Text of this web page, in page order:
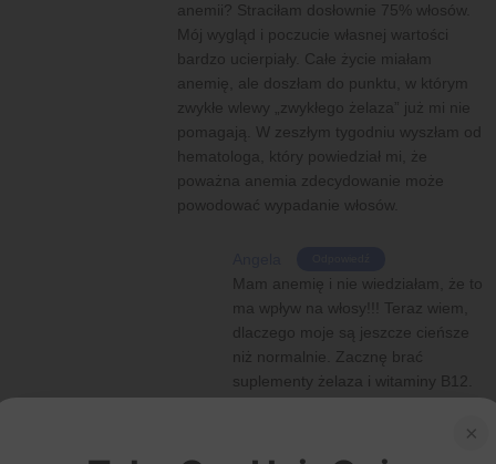
anemii? Straciłam dosłownie 75% włosów.
Mój wygląd i poczucie własnej wartości
bardzo ucierpiały. Całe życie miałam
anemię, ale doszłam do punktu, w którym
zwykłe wlewy „zwykłego żelaza” już mi nie
pomagają. W zeszłym tygodniu wyszłam od
hematologa, który powiedział mi, że
poważna anemia zdecydowanie może
powodować wypadanie włosów.
Mam anemię i nie wiedziałam, że to
ma wpływ na włosy!!! Teraz wiem,
dlaczego moje są jeszcze cieńsze
niż normalnie. Zacznę brać
suplementy żelaza i witaminy B12.
×